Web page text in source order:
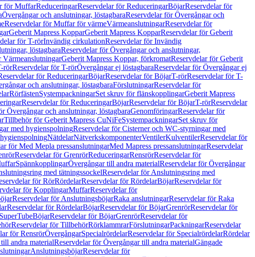
för MuffarReduceringarReservdelar för ReduceringarBöjarReservdelar för
Övergångar och anslutningar, löstagbaraReservdelar för Övergångar och
Reservdelar för Muffar för värmeVärmeanslutningarReservdelar för
Geberit Mapress KopparGeberit Mapress KopparReservdelar för Geberit
för T-rörInvändig cirkulationReservdelar för Invändig
löstagbaraReservdelar för Övergångar och anslutningar,
VärmeanslutningarGeberit Mapress Koppar, förkromatReservdelar för Geberit
rörReservdelar för T-rörÖvergångar ej löstagbaraReservdelar för Övergångar ej
för ReduceringarBöjarReservdelar för BöjarT-rörReservdelar för T-
och anslutningar, löstagbaraFörslutningarReservdelar för
RörfästenSystempackningarSet skruv för flänskopplingarGeberit Mapress
Reservdelar för ReduceringarBöjarReservdelar för BöjarT-rörReservdelar
Övergångar och anslutningar, löstagbaraGenomföringarReservdelar för
Tillbehör för Geberit Mapress CuNiFeSystempackningarSet skruv för
med hygienspolningReservdelar för Cisterner och WC-styrningar med
NätdelarNätverkskomponenterVentilerKulventilerReservdelar för
för Med Mepla pressanslutningarMed Mapress pressanslutningarReservdelar
Reservdelar för GrenrörReduceringarRensrörReservdelar för
SpännkopplingarÖvergångar till andra materialReservdelar för Övergångar
med tätningssockelReservdelar för Anslutningsring med
för RörRördelarReservdelar för RördelarBöjarReservdelar för
för KopplingarMuffarReservdelar för
Reservdelar för AnslutningsböjarRaka anslutningarReservdelar för Raka
Reservdelar för RördelarBöjarReservdelar för BöjarGrenrörReservdelar för
BöjarReservdelar för BöjarGrenrörReservdelar för
Reservdelar för TillbehörRörklammrarFörslutningarPackningarReservdelar
för RensrörÖvergångarSpecialrördelarReservdelar för SpecialrördelarRördelar
andra materialReservdelar för Övergångar till andra materialGängade
AnslutningsböjarReservdelar för